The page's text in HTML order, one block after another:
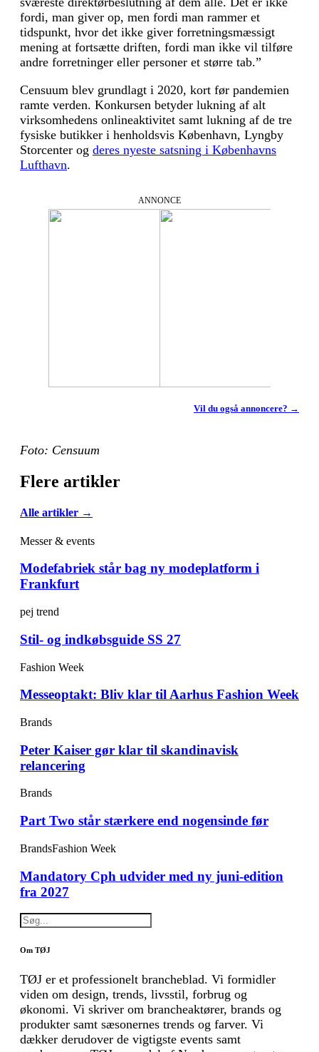
fordi, man giver op, men fordi man rammer et
tidspunkt, hvor det ikke giver forretningsmæssigt
mening at fortsætte driften, fordi man ikke vil tilføre
andre forretninger eller personer et større tab.”
Censuum blev grundlagt i 2020, kort før pandemien
ramte verden. Konkursen betyder lukning af alt
virksomhedens onlineaktivitet samt lukning af de tre
fysiske butikker i henholdsvis København, Lyngby
Storcenter og deres nyeste satsning i Københavns
Lufthavn.
ANNONCE
Vil du også annoncere? →
Foto: Censuum
Flere artikler
Alle artikler →
Messer & events
Modefabriek står bag ny modeplatform i
Frankfurt
pej trend
Stil- og indkøbsguide SS 27
Fashion Week
Messeoptakt: Bliv klar til Aarhus Fashion Week
Brands
Peter Kaiser gør klar til skandinavisk
relancering
Brands
Part Two står stærkere end nogensinde før
BrandsFashion Week
Mandatory Cph udvider med ny juni-edition
fra 2027
Om TØJ
TØJ er et professionelt brancheblad. Vi formidler
viden om design, trends, livsstil, forbrug og
økonomi. Vi skriver om brancheaktører, brands og
produkter samt sæsonernes trends og farver. Vi
dækker derudover de vigtigste events samt